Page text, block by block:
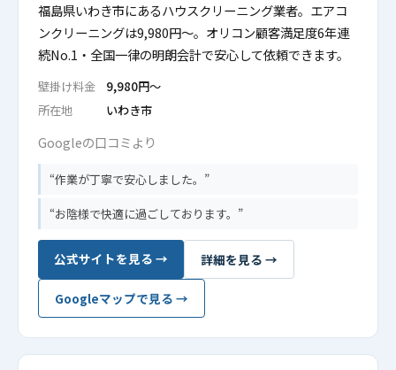
福島県いわき市にあるハウスクリーニング業者。エアコ
ンクリーニングは9,980円〜。オリコン顧客満足度6年連
続No.1・全国一律の明朗会計で安心して依頼できます。
壁掛け料金
9,980円〜
所在地
いわき市
Googleの口コミより
作業が丁寧で安心しました。
お陰様で快適に過ごしております。
公式サイトを見る → 詳細を見る →
Googleマップで見る →